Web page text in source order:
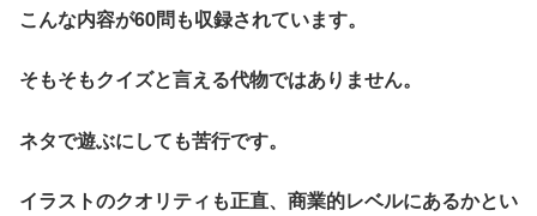
こんな内容が60問も収録されています。
そもそもクイズと言える代物ではありません。
ネタで遊ぶにしても苦行です。
イラストのクオリティも正直、商業的レベルにあるかとい